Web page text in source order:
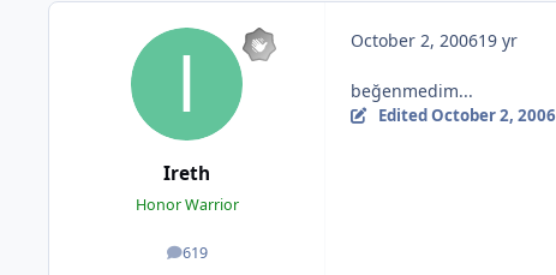
Ireth
Honor Warrior
619
posts
October 2, 200619 yr
beğenmedim...
EditedOctober 2, 2006